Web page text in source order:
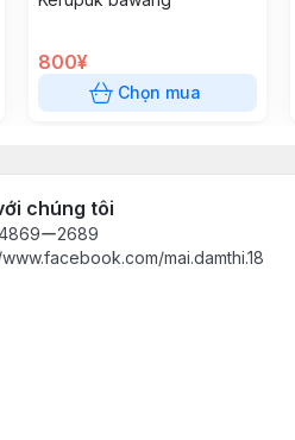
800¥
Chọn mua
chúng tôi
ー2689
mai.damthi.18